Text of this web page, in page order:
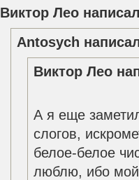
Виктор Лео
Antosych
Виктор Лео
А я еще
слогов,
белое-белое
люблю, ибо